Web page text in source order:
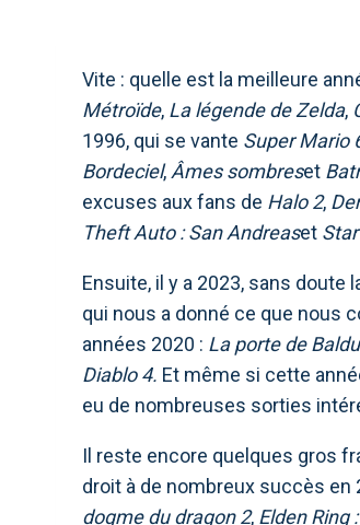
Vite : quelle est la meilleure
Métroïde, La légende de Zelda,
1996, qui se vante Super Mario
Bordeciel, Âmes sombreset
excuses aux fans de Halo 2,
Theft Auto : San Andreaset
Ensuite, il y a 2023, sans doute
qui nous a donné ce que nous
années 2020 : La porte de
Diablo 4. Et même si cette
eu de nombreuses sorties
Il reste encore quelques gros
droit à de nombreux succès en
dogme du dragon 2, Elden Ring